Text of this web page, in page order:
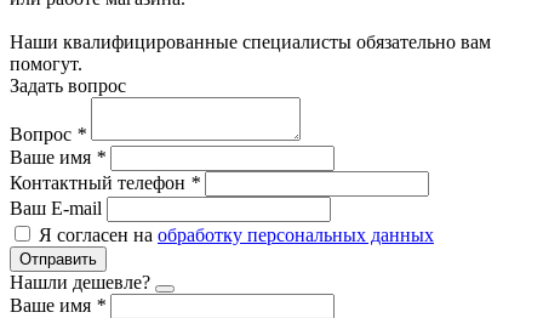
Наши квалифицированные специалисты обязательно вам
помогут.
Задать вопрос
Вопрос *
Ваше имя *
Контактный телефон *
Ваш E-mail
Я согласен на обработку персональных данных
Отправить
Нашли дешевле?
Ваше имя *